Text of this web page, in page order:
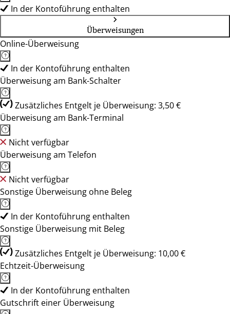
In der Kontoführung enthalten
Überweisungen
Online-Überweisung
In der Kontoführung enthalten
Überweisung am Bank-Schalter
Zusätzliches Entgelt je Überweisung: 3,50 €
Überweisung am Bank-Terminal
Nicht verfügbar
Überweisung am Telefon
Nicht verfügbar
Sonstige Überweisung ohne Beleg
In der Kontoführung enthalten
Sonstige Überweisung mit Beleg
Zusätzliches Entgelt je Überweisung: 10,00 €
Echtzeit-Überweisung
In der Kontoführung enthalten
Gutschrift einer Überweisung